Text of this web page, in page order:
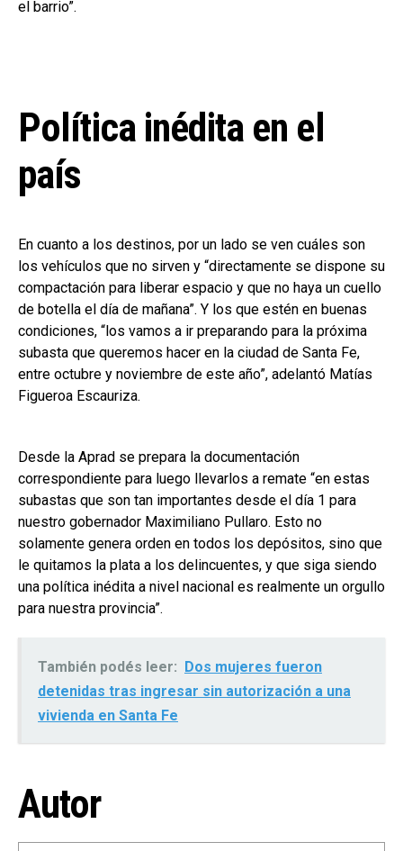
el barrio”.
Política inédita en el
país
En cuanto a los destinos, por un lado se ven cuáles son
los vehículos que no sirven y “directamente se dispone su
compactación para liberar espacio y que no haya un cuello
de botella el día de mañana”. Y los que estén en buenas
condiciones, “los vamos a ir preparando para la próxima
subasta que queremos hacer en la ciudad de Santa Fe,
entre octubre y noviembre de este año”, adelantó Matías
Figueroa Escauriza.
Desde la Aprad se prepara la documentación
correspondiente para luego llevarlos a remate “en estas
subastas que son tan importantes desde el día 1 para
nuestro gobernador Maximiliano Pullaro. Esto no
solamente genera orden en todos los depósitos, sino que
le quitamos la plata a los delincuentes, y que siga siendo
una política inédita a nivel nacional es realmente un orgullo
para nuestra provincia”.
También podés leer: Dos mujeres fueron
detenidas tras ingresar sin autorización a una
vivienda en Santa Fe
Autor